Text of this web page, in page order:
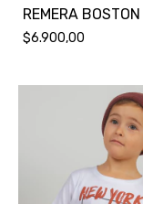
REMERA BOSTON
$6.900,00